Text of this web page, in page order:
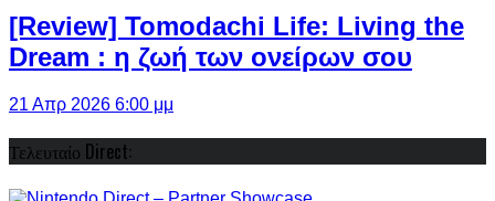
[Review] Tomodachi Life: Living the
Dream : η ζωή των ονείρων σου
21 Απρ 2026 6:00 μμ
Τελευταίο Direct: